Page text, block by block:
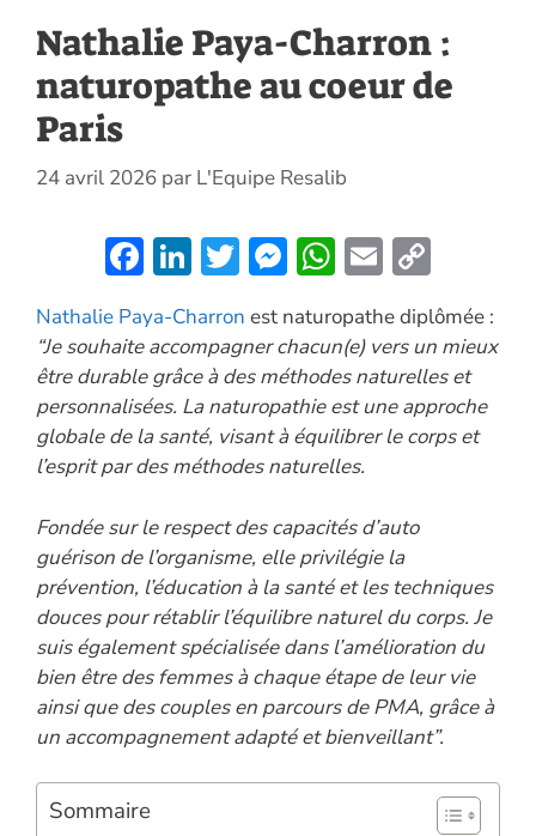
Nathalie Paya-Charron :
naturopathe au coeur de
Paris
24 avril 2026 par L'Equipe Resalib
F
ac
e
b
o
o
k
Li
k
e
dI
n
T
itt
er
M
se
n
g
er
W
at
s
A
p
p
E
ai
l
o
p
y
Li
n
Nathalie Paya-Charron est naturopathe diplômée :
“Je souhaite accompagner chacun(e) vers un mieux
être durable grâce à des méthodes naturelles et
personnalisées. La naturopathie est une approche
globale de la santé, visant à équilibrer le corps et
l’esprit par des méthodes naturelles.
Fondée sur le respect des capacités d’auto
guérison de l’organisme, elle privilégie la
prévention, l’éducation à la santé et les techniques
douces pour rétablir l’équilibre naturel du corps. Je
suis également spécialisée dans l’amélioration du
bien être des femmes à chaque étape de leur vie
ainsi que des couples en parcours de PMA, grâce à
un accompagnement adapté et bienveillant”.
Sommaire